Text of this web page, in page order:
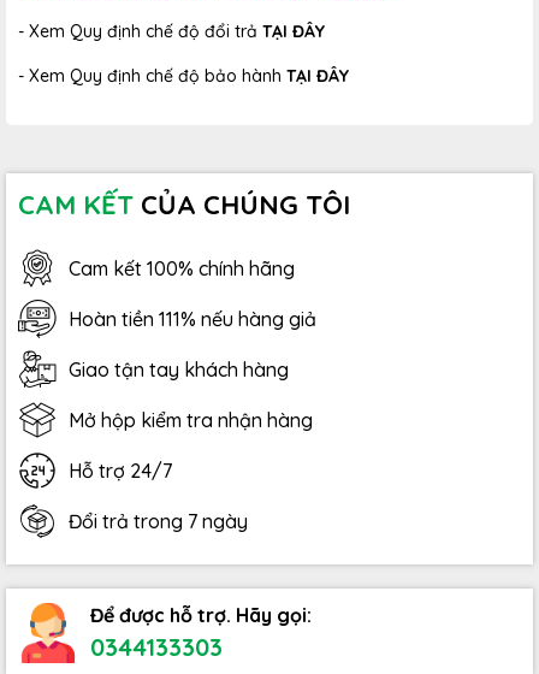
- Xem Quy định chế độ đổi trả TẠI ĐÂY
- Xem Quy định chế độ bảo hành TẠI ĐÂY
CAM KẾT CỦA CHÚNG TÔI
Cam kết 100% chính hãng
Hoàn tiền 111% nếu hàng giả
Giao tận tay khách hàng
Mở hộp kiểm tra nhận hàng
Hỗ trợ 24/7
Đổi trả trong 7 ngày
Để được hỗ trợ. Hãy gọi:
0344133303